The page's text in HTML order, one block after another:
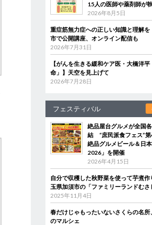
15人の医師や薬剤師が
2026年8月5日
重症筋無力症への正しい知識と理解
市で公開講座、オンライン配信も
2026年7月31日
【がんを生きる緩和ケア医・大橋洋
命」】天空を見上げて
2026年7月28日
フェスティバル
絶品屋台グルメが全国
結 “庶民派食フェス”第
絶品グルメビール＆日
2026」を開催
2026年4月15日
自分で収穫した秋野菜を使って芋煮
玉県加須市の「ファミリーランドむさ
2025年11月4日
春だけじゃもったいないさくらの名所
のマルシェ